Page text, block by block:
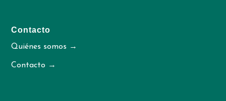
Contacto
Quiénes somos →
Contacto →